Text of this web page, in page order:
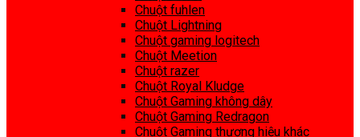
Chuột fuhlen
Chuột Lightning
Chuột gaming logitech
Chuột Meetion
Chuột razer
Chuột Royal Kludge
Chuột Gaming không dây
Chuột Gaming Redragon
Chuột Gaming thương hiệu khác